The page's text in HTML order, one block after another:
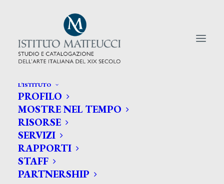
L’ISTITUTO
PROFILO
MOSTRE NEL TEMPO
RISORSE
SERVIZI
RAPPORTI
STAFF
PARTNERSHIP
CERCA TRA GLI ARTISTI:
Search
for: